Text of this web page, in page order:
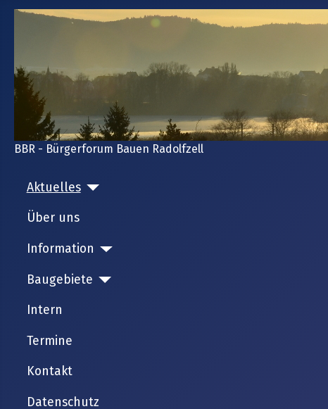
BBR - Bürgerforum Bauen Radolfzell
Aktuelles
Über uns
Information
Baugebiete
Intern
Termine
Kontakt
Datenschutz